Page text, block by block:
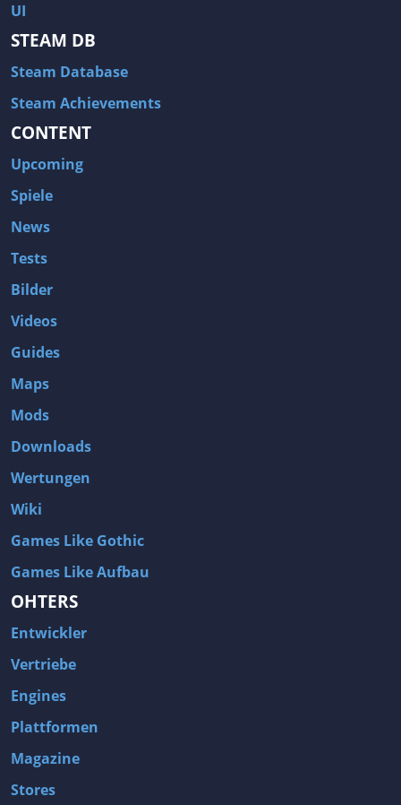
UI
STEAM DB
Steam Database
Steam Achievements
CONTENT
Upcoming
Spiele
News
Tests
Bilder
Videos
Guides
Maps
Mods
Downloads
Wertungen
Wiki
Games Like Gothic
Games Like Aufbau
OHTERS
Entwickler
Vertriebe
Engines
Plattformen
Magazine
Stores